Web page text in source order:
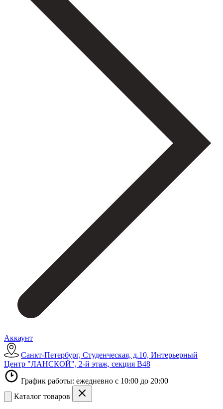
Аккаунт
Санкт-Петербург, Студенческая, д.10, Интерьерный
Центр "ЛАНСКОЙ", 2-й этаж, секция В48
График работы: ежедневно с 10:00 до 20:00
Каталог товаров